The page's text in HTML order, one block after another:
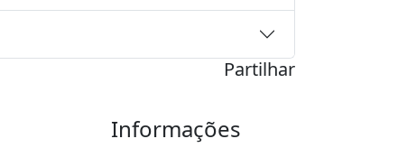
Partilhar
Informações